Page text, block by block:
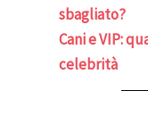
sbagliato?
Cani e VIP:
celebrità